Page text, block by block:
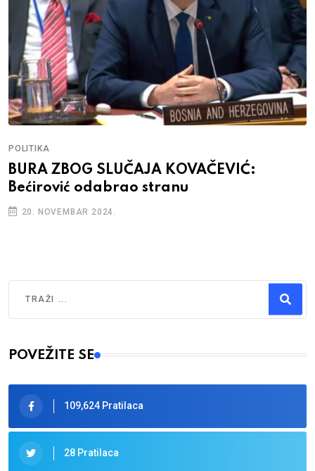
POLITIKA
BURA ZBOG SLUČAJA KOVAČEVIĆ:
Bećirović odabrao stranu
20. NOVEMBAR 2024.
Type 2 or more characters for results.
POVEŽITE SE
109,624 Pratilaca
28 Pratilaca